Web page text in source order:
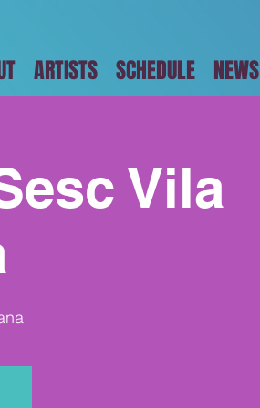
ARTISTS SCHEDULE NEWS
Vila